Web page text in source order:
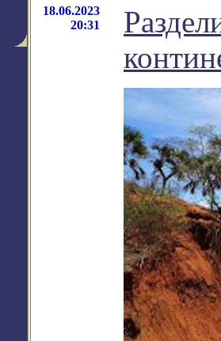
18.06.2023
20:31